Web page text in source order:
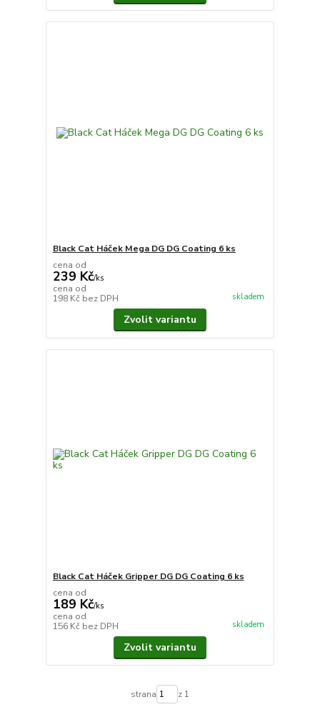
Black Cat Háček Mega DG DG Coating 6 ks
cena od
239 Kč/ks
cena od
198 Kč bez DPH skladem
Zvolit variantu
Black Cat Háček Gripper DG DG Coating 6 ks
cena od
189 Kč/ks
cena od
156 Kč bez DPH skladem
Zvolit variantu
strana z 1